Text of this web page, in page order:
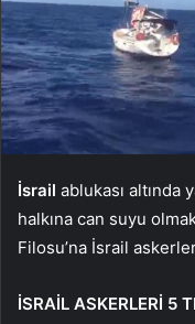
İsrail ablukası altında
halkına can suyu
Filosu’na İsrail
İSRAİL ASKERLERİ 5